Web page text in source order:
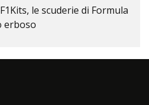
le scuderie di Formula
erboso